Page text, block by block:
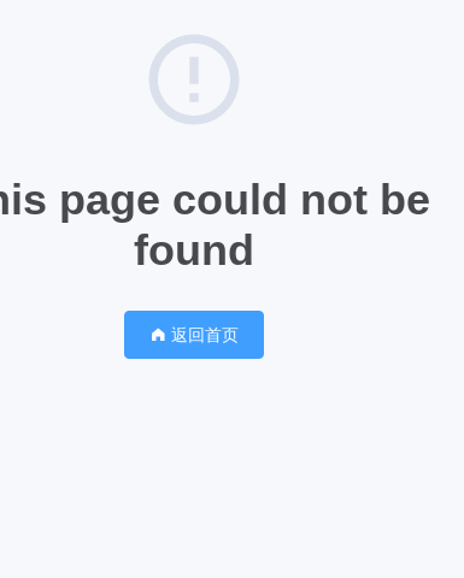
page could not be
found
返回首页